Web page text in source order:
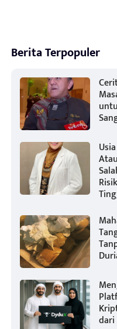
Berita Terpopuler
dari